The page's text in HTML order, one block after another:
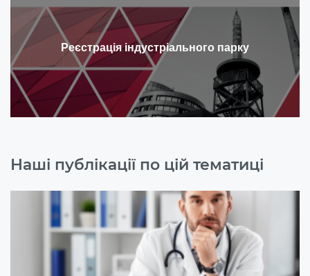
Реєстрація індустріального парку
Наші публікації по цій тематиці